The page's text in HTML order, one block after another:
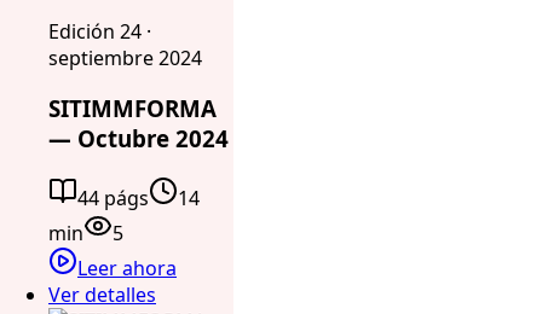
Edición 24 ·
septiembre 2024
SITIMMFORMA
— Octubre 2024
44 págs
14
min
5
Leer ahora
Ver detalles